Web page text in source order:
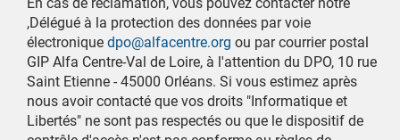
,Délégué à la protection des données par voie
électronique dpo@alfacentre.org ou par courrier postal
GIP Alfa Centre-Val de Loire, à l'attention du DPO, 10 rue
Saint Etienne - 45000 Orléans. Si vous estimez après
nous avoir contacté que vos droits "Informatique et
Libertés" ne sont pas respectés ou que le dispositif de